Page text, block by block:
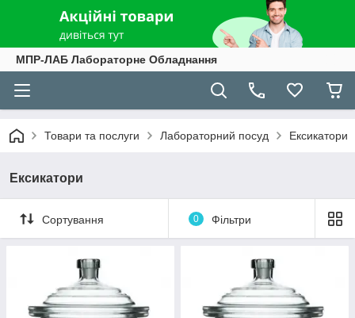
МПР-ЛАБ Лабораторне Обладнання
Товари та послуги Лабораторний посуд Ексикатори
Ексикатори
Сортування 0 Фільтри